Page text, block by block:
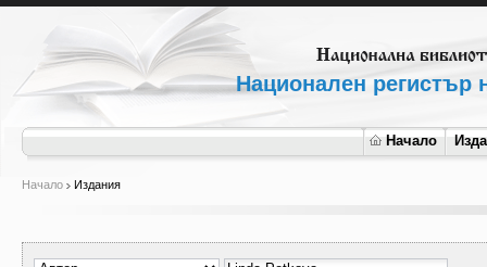
Национален регистър
Начало
Начало Издания